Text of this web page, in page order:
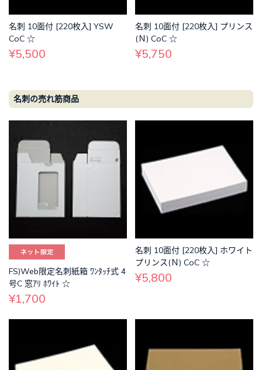
名刺 10面付 [220枚入] YSW
CoC ☆
¥5,500
名刺 10面付 [220枚入] プリンス
(Ｎ) CoC ☆
¥5,750
名刺の売れ筋商品
FS)Web限定名刺紙箱 ﾜﾝﾀｯﾁ式 4
号C 窓ｱﾘ ﾎﾜｲﾄ ☆
¥1,700
名刺 10面付 [220枚入] ホワイト
プリンス(Ｎ) CoC ☆
¥5,800